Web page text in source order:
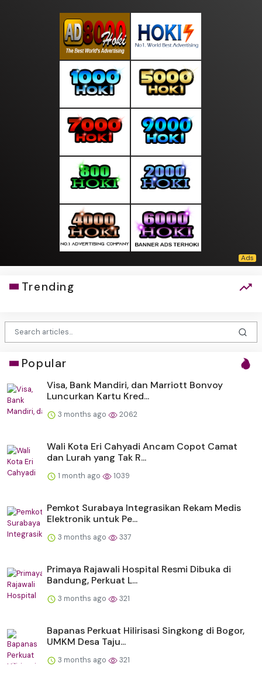
Trending
Popular
Visa, Bank Mandiri, dan Marriott Bonvoy
Luncurkan Kartu Kred...
3 months ago 2062
Wali Kota Eri Cahyadi Ancam Copot Camat
dan Lurah yang Tak R...
1 month ago 1039
Pemkot Surabaya Integrasikan Rekam Medis
Elektronik untuk Pe...
3 months ago 337
Primaya Rajawali Hospital Resmi Dibuka di
Bandung, Perkuat L...
3 months ago 321
Bapanas Perkuat Hilirisasi Singkong di Bogor,
UMKM Desa Taju...
3 months ago 321